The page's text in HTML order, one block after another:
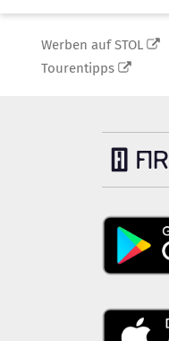
Werben auf STOL
Tourentipps